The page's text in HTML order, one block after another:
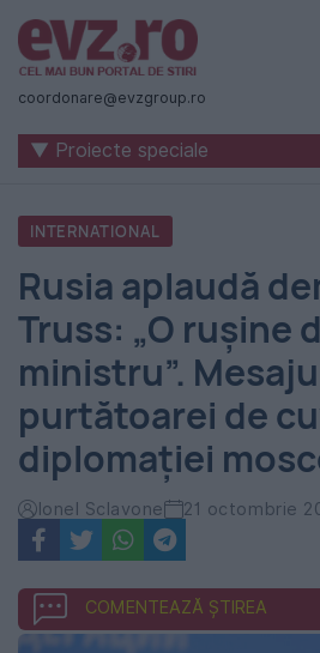
Știri
naționale
internaționale
România
-
Evenimentul
Zilei
coordonare@evzgroup.ro
▼ Proiecte speciale
INTERNATIONAL
Rusia aplaudă
Truss: „O ruşine
ministru”.
purtătoarei de
diplomației
Ionel Sclavone 21 octombrie
COMENTEAZĂ ȘTIREA